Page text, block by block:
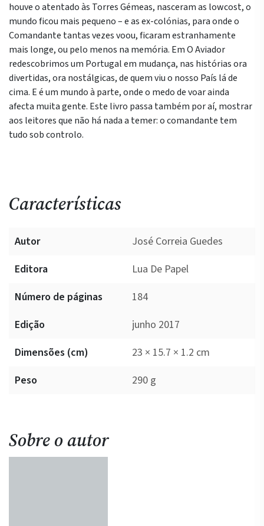
houve o atentado às Torres Gémeas, nasceram as lowcost, o
mundo ficou mais pequeno – e as ex-colónias, para onde o
Comandante tantas vezes voou, ficaram estranhamente
mais longe, ou pelo menos na memória. Em O Aviador
redescobrimos um Portugal em mudança, nas histórias ora
divertidas, ora nostálgicas, de quem viu o nosso País lá de
cima. E é um mundo à parte, onde o medo de voar ainda
afecta muita gente. Este livro passa também por aí, mostrar
aos leitores que não há nada a temer: o comandante tem
tudo sob controlo.
Características
Autor
José Correia Guedes
Editora
Lua De Papel
Número de páginas
184
Edição
junho 2017
Dimensões (cm)
23 × 15.7 × 1.2 cm
Peso
290 g
Sobre o autor